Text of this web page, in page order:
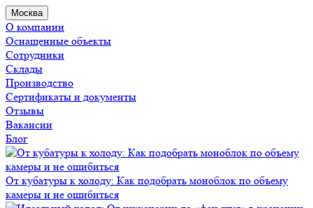
Москва
О компании
Оснащенные объекты
Сотрудники
Склады
Производство
Сертификаты и документы
Отзывы
Вакансии
Блог
От кубатуры к холоду: Как подобрать моноблок по объему
камеры и не ошибиться